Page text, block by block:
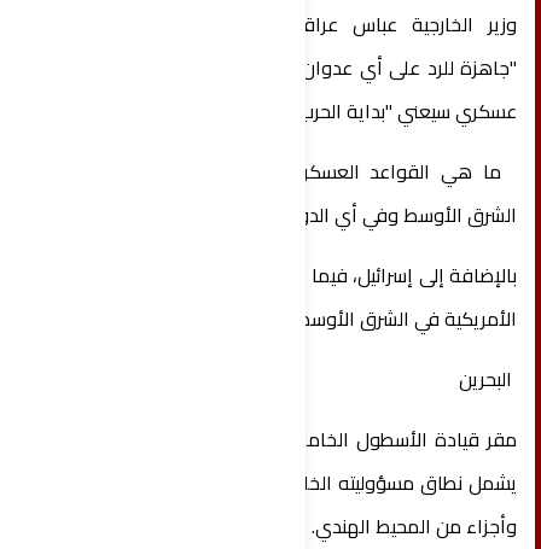
وزير الخارجية عباس عراقجي، أن القوات الإيرانية
"جاهزة للرد على أي عدوان"، محذرين من أن أي تحرك
عسكري سيعني "بداية الحرب".
ما هي القواعد العسكرية الأمريكية الرئيسية في
الشرق الأوسط وفي أي الدول تنتشر؟
بالإضافة إلى إسرائيل، فيما يلي أهم القواعد العسكرية
الأمريكية في الشرق الأوسط بحسب وكالة رويترز:
البحرين
مقر قيادة الأسطول الخامس للبحرية الأمريكية، الذي
يشمل نطاق مسؤوليته الخليج والبحر الأحمر وبحر العرب
وأجزاء من المحيط الهندي.